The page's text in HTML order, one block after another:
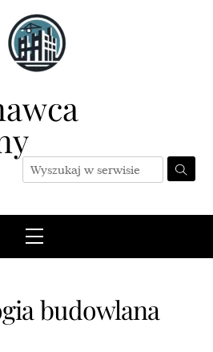
Menu
budowlana